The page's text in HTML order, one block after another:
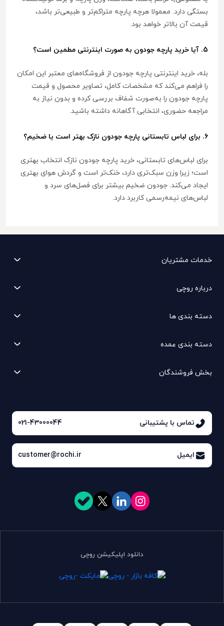
بستگی دارد. معمولا هرچه پارچه متراکم‌تر و طبیعی‌تر باشد،
قیمت آن بالاتر خواهد بود.
5. آیا خرید پارچه جودون به صورت اینترنتی مطمین است؟
بله، خرید اینترنتی پارچه جودون از فروشگاه‌های معتبر این امکان
را فراهم می‌کند که مشخصات کامل، تصاویر محصول و قیمت
پارچه جودون را به‌صورت شفاف بررسی کرده و بدون نیاز به
مراجعه حضوری، انتخابی آگاهانه داشته باشید.
6. برای لباس تابستانی پارچه جودون نازک بهتر است یا ضخیم؟
برای لباس‌های تابستانی، خرید پارچه جودون نازک انتخاب بهتری
است؛ زیرا وزن سبک‌تری دارد، خنک‌تر است و گردش هوای بهتری
ایجاد می‌کند. جودون ضخیم بیشتر برای فصل‌های سرد و
لباس‌های نیمه‌رسمی کاربرد دارد.
خدمات مشتریان
درباره روچی
دسته بندی ها
دسته بندی عمده
بخش فروشندگان
تماس با پشتیبانی 021-43000044
ایمیل customer@rochi.ir
دانلود اپلیکیشن روچی